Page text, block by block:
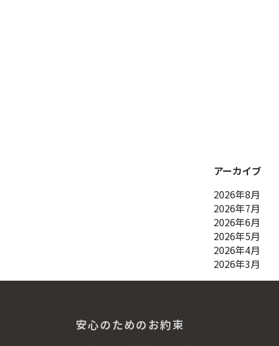
アーカイブ
2026年8月
2026年7月
2026年6月
2026年5月
2026年4月
2026年3月
安心のためのお約束